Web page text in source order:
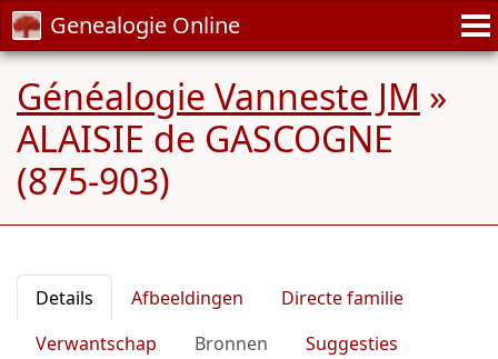
Genealogie Online
Généalogie Vanneste JM »
ALAISIE de GASCOGNE
(875-903)
Details Afbeeldingen
Directe familie
Verwantschap
Bronnen
Suggesties